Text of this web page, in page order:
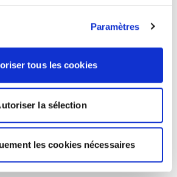
Paramètres
tous les cookies
la sélection
les cookies nécessaires